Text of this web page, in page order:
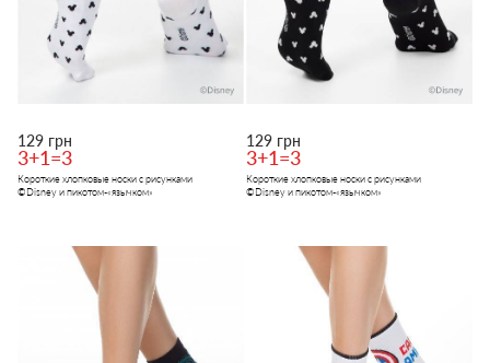
129 грн
3+1=3
Короткие хлопковые носки с рисунками
©Disney и пикотом-«язычком»
129 грн
3+1=3
Короткие хлопковые носки с рисунками
©Disney и пикотом-«язычком»